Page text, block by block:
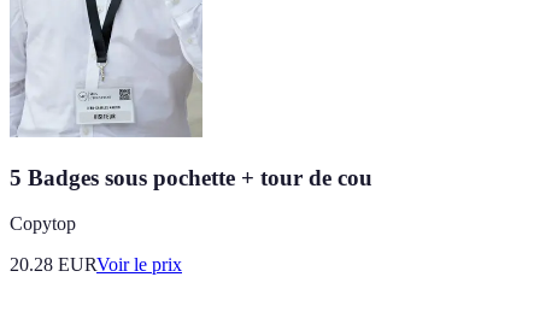
5 Badges sous pochette + tour de cou
Copytop
20.28 EURVoir le prix